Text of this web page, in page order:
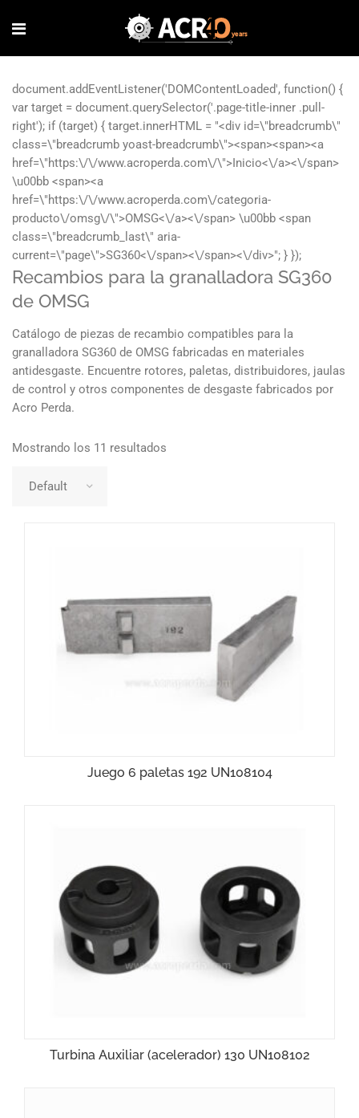
Recambios para la granalladora SG360
de OMSG
Catálogo de piezas de recambio compatibles para la
granalladora SG360 de OMSG fabricadas en materiales
antidesgaste. Encuentre rotores, paletas, distribuidores, jaulas
de control y otros componentes de desgaste fabricados por
Acro Perda.
Mostrando los 11 resultados
Juego 6 paletas 192 UN108104
Turbina Auxiliar (acelerador) 130 UN108102